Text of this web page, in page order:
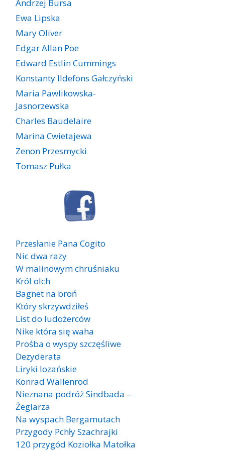
Andrzej Bursa
Ewa Lipska
Mary Oliver
Edgar Allan Poe
Edward Estlin Cummings
Konstanty Ildefons Gałczyński
Maria Pawlikowska-
Jasnorzewska
Charles Baudelaire
Marina Cwietajewa
Zenon Przesmycki
Tomasz Pułka
Przesłanie Pana Cogito
Nic dwa razy
W malinowym chruśniaku
Król olch
Bagnet na broń
Który skrzywdziłeś
List do ludożerców
Nike która się waha
Prośba o wyspy szczęśliwe
Dezyderata
Liryki lozańskie
Konrad Wallenrod
Nieznana podróż Sindbada –
Żeglarza
Na wyspach Bergamutach
Przygody Pchły Szachrajki
120 przygód Koziołka Matołka